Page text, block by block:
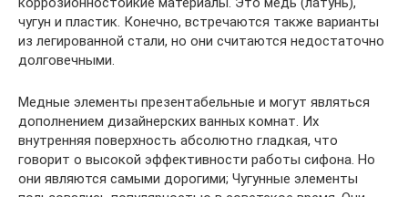
чугун и пластик. Конечно, встречаются также варианты
из легированной стали, но они считаются недостаточно
долговечными.
Медные элементы презентабельные и могут являться
дополнением дизайнерских ванных комнат. Их
внутренняя поверхность абсолютно гладкая, что
говорит о высокой эффективности работы сифона. Но
они являются самыми дорогими; Чугунные элементы